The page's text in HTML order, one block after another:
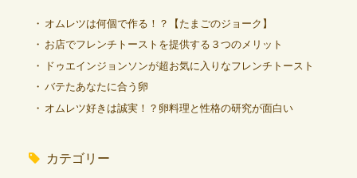
オムレツは何個で作る！？【たまごのジョーク】
お店でフレンチトーストを提供する３つのメリット
ドゥエインジョンソンが超お気に入りなフレンチトースト
バテたあなたに合う卵
オムレツ好きは誠実！？卵料理と性格の研究が面白い
カテゴリー